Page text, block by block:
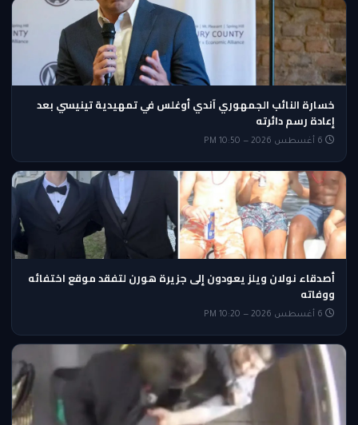
خسارة النائب الجمهوري آندي أوغلس في تمهيدية تينيسي بعد
إعادة رسم دائرته
أصدقاء نولان ويلز يعودون إلى جزيرة هورن لتفقد موقع اختفائه
ووفاته